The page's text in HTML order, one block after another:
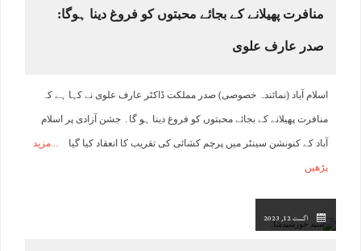
منافرت پھیلانے کے بجائے محبتوں کو فروغ دینا ہوگا:
صدر عارف علوی
اسلام آباد (نمائندہ خصوصی) صدر مملکت ڈاکٹر عارف علوی نے کہا ہے کہ
منافرت پھیلانے کے بجائے محبتوں کو فروغ دینا ہو گا۔ جشن آزادی پر اسلام
آباد کے کنونشن سینٹر میں پرچم کشائی کی تقریب کا انعقاد کیا گیا مزید
پڑھیں
اگست 12, 2023